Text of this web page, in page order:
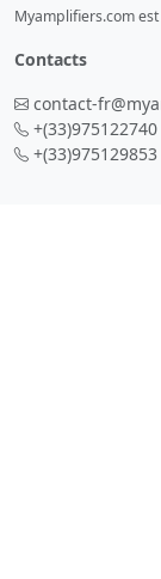
Myamplifiers.com
Contacts
contact-
+(33)975122740
+(33)975129853